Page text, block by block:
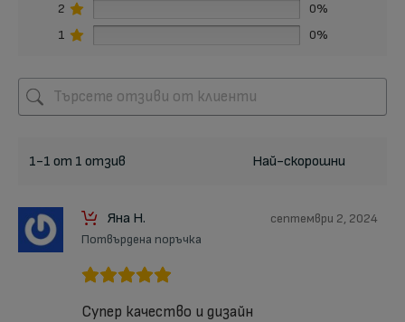
2
0%
1
0%
1-1 от 1 отзив
Яна Н.
Потвърдена поръчка
септември 2, 2024
Супер качество и дизайн